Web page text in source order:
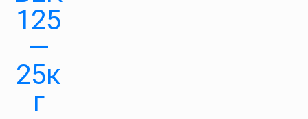
125
—
25к
г